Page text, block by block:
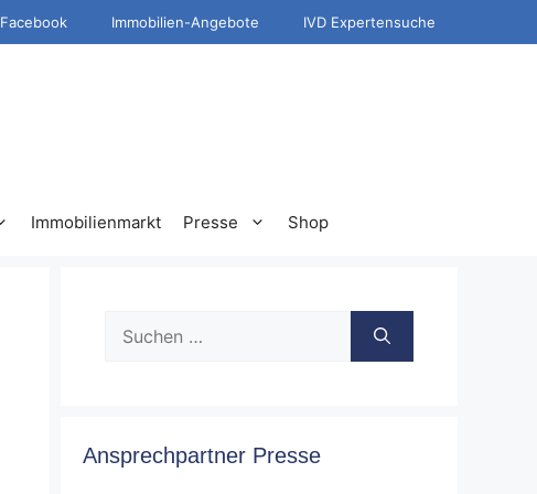
Facebook Immobilien-Angebote IVD Expertensuche
Immobilienmarkt Presse Shop
nach:
Ansprechpartner Presse